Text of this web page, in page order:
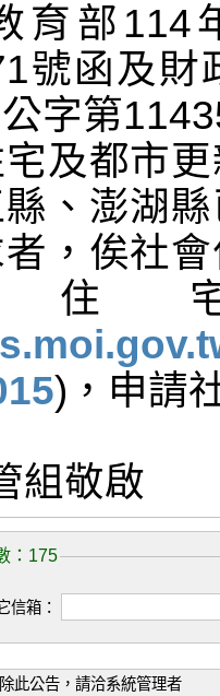
育部
號函及
字第
宅及都市
、澎湖
，俟社
住
)，申
組敬啟
：175
信箱：
此公告，請洽系統管理者